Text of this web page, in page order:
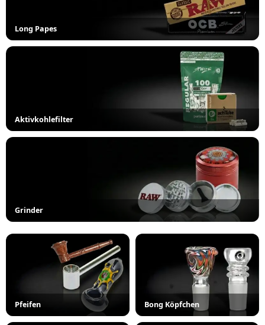
Long Papes
Aktivkohlefilter
Grinder
Pfeifen Bong Köpfchen